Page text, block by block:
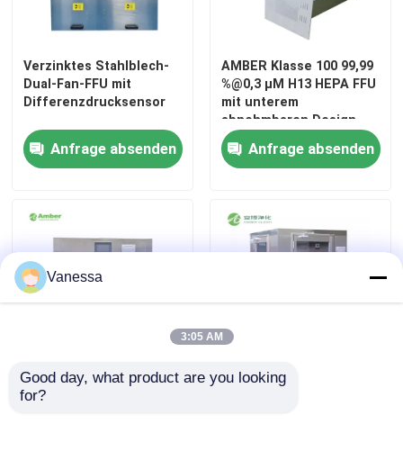
Verzinktes Stahlblech-
Dual-Fan-FFU mit
Differenzdrucksensor
Anfrage absenden
AMBER Klasse 100 99,99
%@0,3 μM H13 HEPA FFU
mit unterem
abnehmbaren Design
Anfrage absenden
Biomedizinische Tiere
Edelstahl-Puls-Xenon-
Luftdusche aus
Vanessa
3:05 AM
Good day, what product are you looking
for?